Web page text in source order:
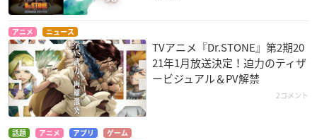
アニメ ニュース
TVアニメ『Dr.STONE』第2期20
21年1月放送決定！迫力のティザ
ービジュアル＆PV解禁
2コメント
話題 アニメ アプリ ゲーム